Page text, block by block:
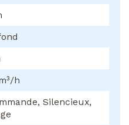
h
Silencieux,